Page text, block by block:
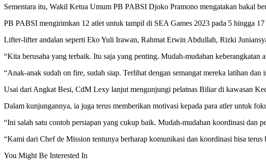
Sementara itu, Wakil Ketua Umum PB PABSI Djoko Pramono mengatakan bakal
PB PABSI mengirimkan 12 atlet untuk tampil di SEA Games 2023 pada 5 hingga 17
Lifter-lifter andalan seperti Eko Yuli Irawan, Rahmat Erwin Abdullah, Rizki
“Kita berusaha yang terbaik. Itu saja yang penting. Mudah-mudahan keberangkatan
“Anak-anak sudah on fire, sudah siap. Terlihat dengan semangat mereka latihan
Usai dari Angkat Besi, CdM Lexy lanjut mengunjungi pelatnas Biliar di kawasan
Dalam kunjungannya, ia juga terus memberikan motivasi kepada para atler untuk
“Ini salah satu contoh persiapan yang cukup baik. Mudah-mudahan koordinasi dan
“Kami dari Chef de Mission tentunya berharap komunikasi dan koordinasi bisa
You Might Be Interested In